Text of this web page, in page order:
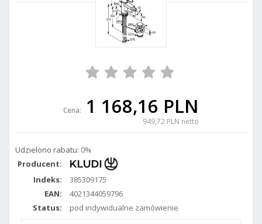
Cena: 1 168,16 PLN
949,72 PLN netto
Udzielono rabatu: 0%
Producent:
Indeks:
385309175
EAN:
4021344059796
Status:
pod indywidualne zamówienie